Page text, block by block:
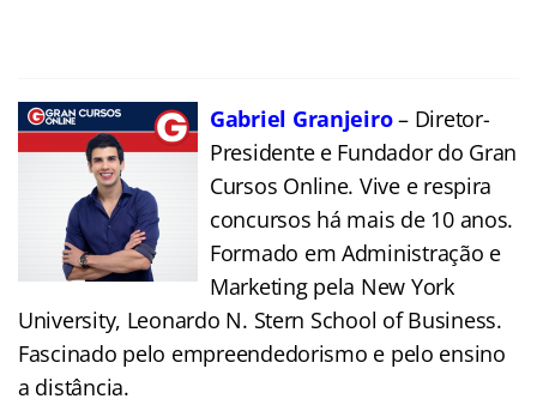
Gabriel Granjeiro– Diretor-
Presidente e Fundador do Gran
Cursos Online. Vive e respira
concursos há mais de 10 anos.
Formado em Administração e
Marketing pela New York
University, Leonardo N. Stern School of Business.
Fascinado pelo empreendedorismo e pelo ensino
a distância.